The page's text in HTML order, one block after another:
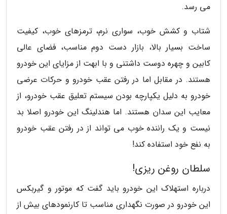
می رسد.
شتاب و کشش خوب، سواری نرم، ترمزهای خوب، کیفیت
ساخت بسیار بالا، بازار دست دوم مناسب، فضای عالی
کابین و چهره دوست داشتنی و با ابهت از مزایای این خودرو
هستند. در مقابل اما در رفتن عقب خودرو و حرکات عرضی
خودرو به دلیل یکپارچه بودن سیستم تعلیق عقب خودرو، از
معایب این سدان هستند. اما هندلینگ این خودرو اصلا بد
نیست و یک راننده خوب می تواند از در رفتن عقب خودرو
به نفع خود استفاده کند!
سلطان روغن ریزی!
درباره استهلاک این خودرو باید گفت که موتور و گیربکس
این خودرو در صورت نگهداری مناسب تا کارنمودهای بیش از